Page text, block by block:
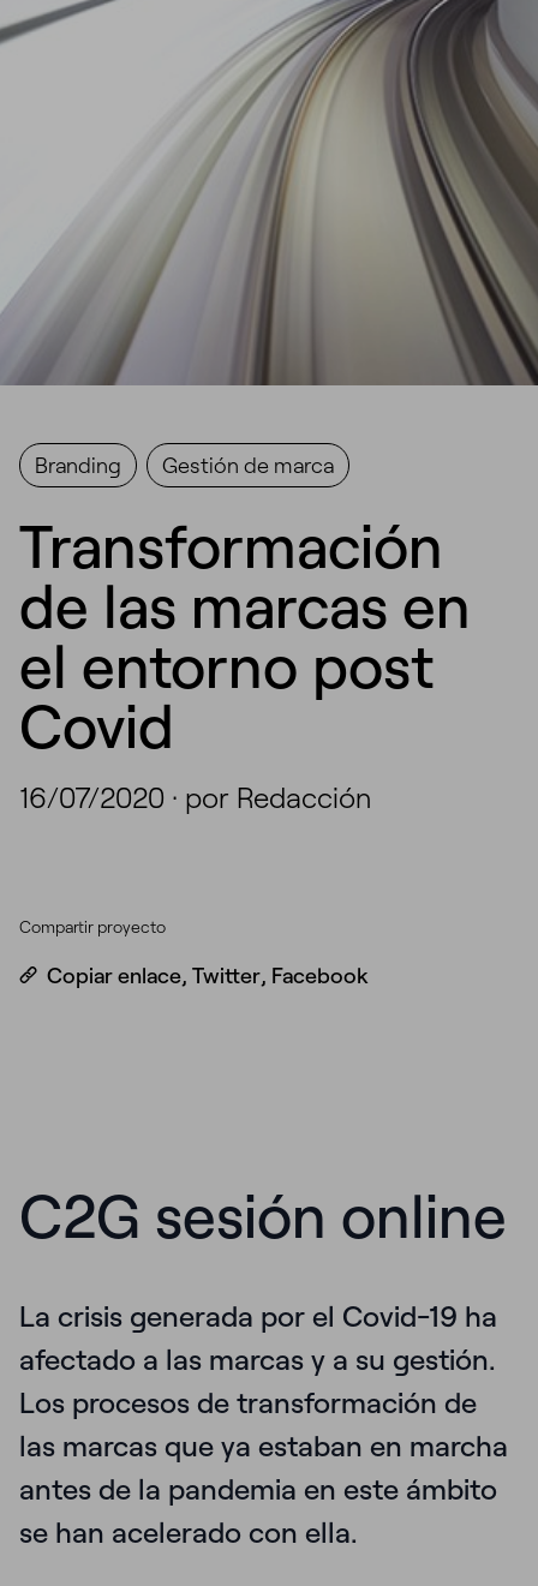
Branding Gestión de marca
Transformación
de las marcas en
el entorno post
Covid
16/07/2020 · por Redacción
Compartir proyecto
Copiar enlace, Twitter, Facebook
C2G sesión online
La crisis generada por el Covid-19 ha
afectado a las marcas y a su gestión.
Los procesos de transformación de
las marcas que ya estaban en marcha
antes de la pandemia en este ámbito
se han acelerado con ella.